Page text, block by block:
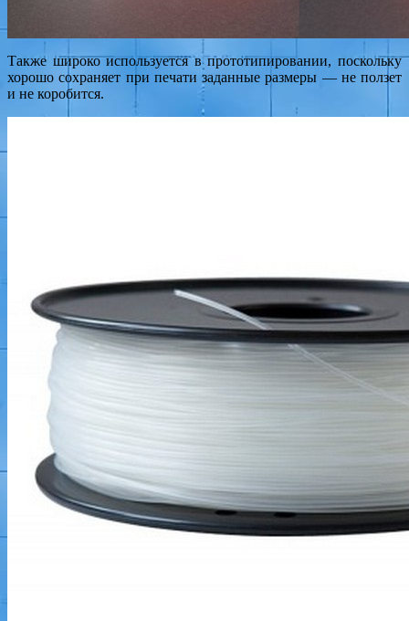
Также широко используется в прототипировании, поскольку
хорошо сохраняет при печати заданные размеры — не ползет
и не коробится.